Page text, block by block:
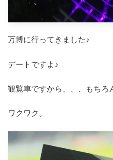
万博に行ってきました♪
デートですよ♪
観覧車ですから、、、もちろ
ワクワク。